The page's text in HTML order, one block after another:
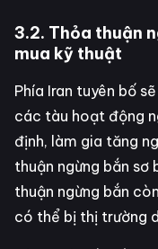
3.2. Thỏa thuận
mua kỹ thuật
Phía Iran tuyên bố
các tàu hoạt động
định, làm gia tăng
thuận ngừng bắn sơ
thuận ngừng bắn
có thể bị thị trường